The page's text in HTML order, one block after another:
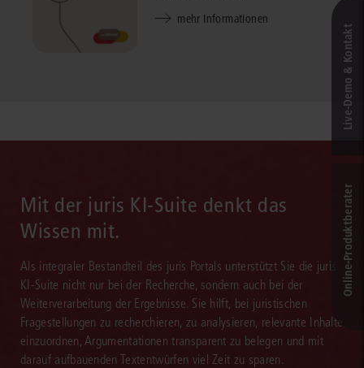
mehr Informationen
Mit der juris KI-Suite denkt das
Wissen mit.
Als integraler Bestandteil des juris Portals unterstützt Sie die juris
KI-Suite nicht nur bei der Recherche, sondern auch bei der
Weiterverarbeitung der Ergebnisse. Sie hilft, bei juristischen
Fragestellungen zu recherchieren, zu analysieren, relevante Inhalte
einzuordnen, Argumentationen transparent zu belegen und mit
darauf aufbauenden Textentwürfen viel Zeit zu sparen.
Live‑Demo & Kontakt
Online-Produkt­berater